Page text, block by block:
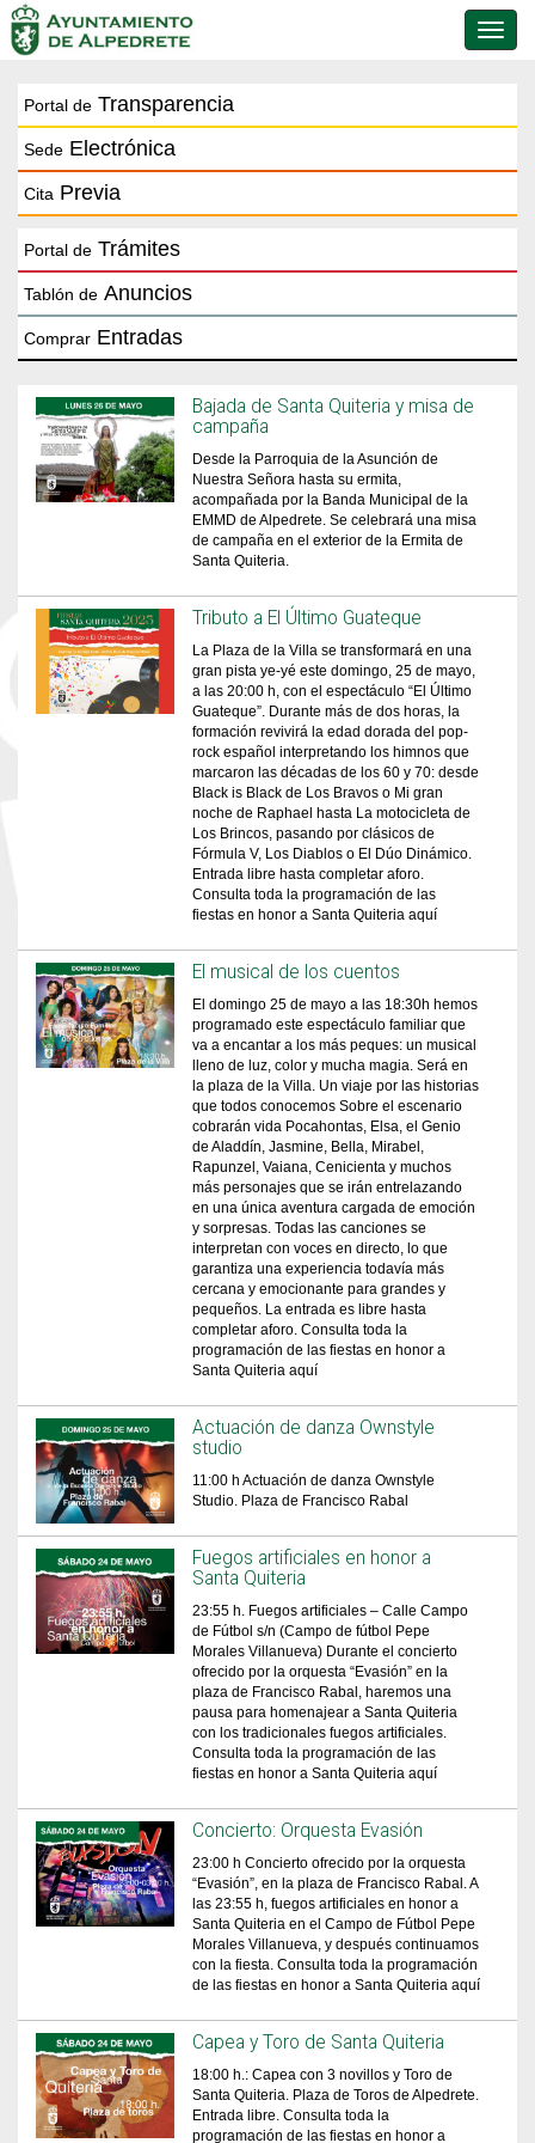
de
Portal de Transparencia
Sede Electrónica
Cita Previa
Portal de Trámites
Tablón de Anuncios
Comprar Entradas
Bajada de Santa Quiteria y misa de
campaña
Desde la Parroquia de la Asunción de
Nuestra Señora hasta su ermita,
acompañada por la Banda Municipal de la
EMMD de Alpedrete. Se celebrará una misa
de campaña en el exterior de la Ermita de
Santa Quiteria.
Tributo a El Último Guateque
La Plaza de la Villa se transformará en una
gran pista ye-yé este domingo, 25 de mayo,
a las 20:00 h, con el espectáculo “El Último
Guateque”. Durante más de dos horas, la
formación revivirá la edad dorada del pop-
rock español interpretando los himnos que
marcaron las décadas de los 60 y 70: desde
Black is Black de Los Bravos o Mi gran
noche de Raphael hasta La motocicleta de
Los Brincos, pasando por clásicos de
Fórmula V, Los Diablos o El Dúo Dinámico.
Entrada libre hasta completar aforo.
Consulta toda la programación de las
fiestas en honor a Santa Quiteria aquí
El musical de los cuentos
El domingo 25 de mayo a las 18:30h hemos
programado este espectáculo familiar que
va a encantar a los más peques: un musical
lleno de luz, color y mucha magia. Será en
la plaza de la Villa. Un viaje por las historias
que todos conocemos Sobre el escenario
cobrarán vida Pocahontas, Elsa, el Genio
de Aladdín, Jasmine, Bella, Mirabel,
Rapunzel, Vaiana, Cenicienta y muchos
más personajes que se irán entrelazando
en una única aventura cargada de emoción
y sorpresas. Todas las canciones se
interpretan con voces en directo, lo que
garantiza una experiencia todavía más
cercana y emocionante para grandes y
pequeños. La entrada es libre hasta
completar aforo. Consulta toda la
programación de las fiestas en honor a
Santa Quiteria aquí
Actuación de danza Ownstyle
studio
11:00 h Actuación de danza Ownstyle
Studio. Plaza de Francisco Rabal
Fuegos artificiales en honor a
Santa Quiteria
23:55 h. Fuegos artificiales – Calle Campo
de Fútbol s/n (Campo de fútbol Pepe
Morales Villanueva) Durante el concierto
ofrecido por la orquesta “Evasión” en la
plaza de Francisco Rabal, haremos una
pausa para homenajear a Santa Quiteria
con los tradicionales fuegos artificiales.
Consulta toda la programación de las
fiestas en honor a Santa Quiteria aquí
Concierto: Orquesta Evasión
23:00 h Concierto ofrecido por la orquesta
“Evasión”, en la plaza de Francisco Rabal. A
las 23:55 h, fuegos artificiales en honor a
Santa Quiteria en el Campo de Fútbol Pepe
Morales Villanueva, y después continuamos
con la fiesta. Consulta toda la programación
de las fiestas en honor a Santa Quiteria aquí
Capea y Toro de Santa Quiteria
18:00 h.: Capea con 3 novillos y Toro de
Santa Quiteria. Plaza de Toros de Alpedrete.
Entrada libre. Consulta toda la
programación de las fiestas en honor a